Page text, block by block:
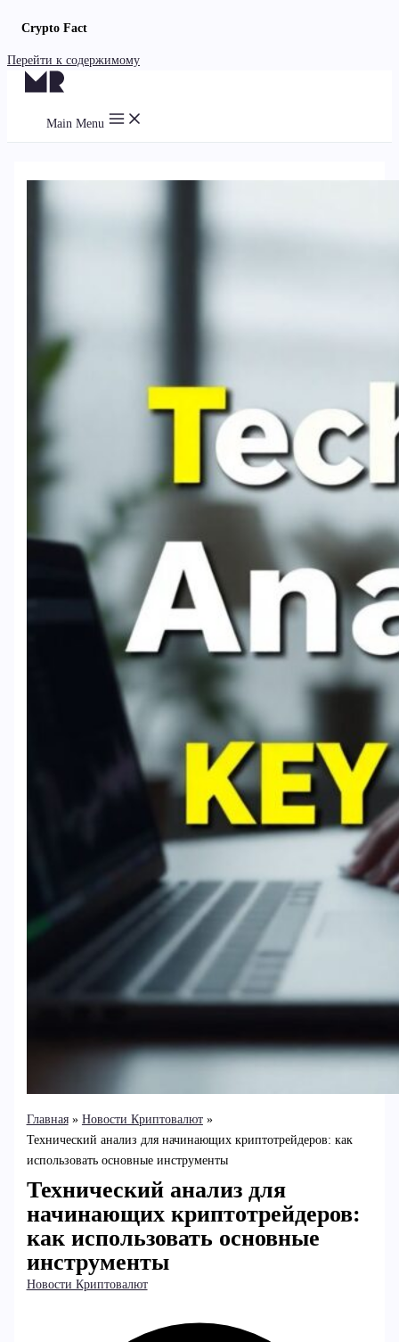
Crypto Fact
Перейти к содержимому
Main Menu
Главная
Новости Криптовалют
Технический анализ для начинающих криптотрейдеров: как
использовать основные инструменты
Технический анализ для
начинающих криптотрейдеров:
как использовать основные
инструменты
Новости Криптовалют